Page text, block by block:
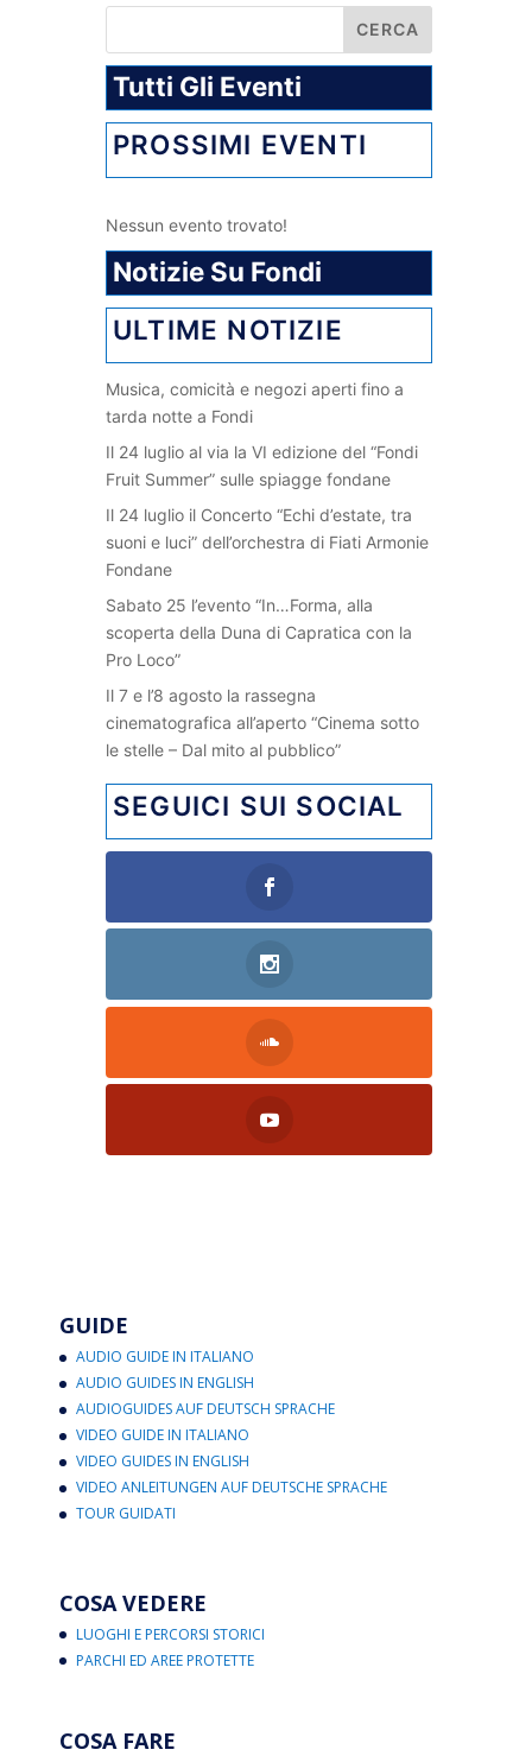
Tutti Gli Eventi
PROSSIMI EVENTI
Nessun evento trovato!
Notizie Su Fondi
ULTIME NOTIZIE
Musica, comicità e negozi aperti fino a
tarda notte a Fondi
Il 24 luglio al via la VI edizione del “Fondi
Fruit Summer” sulle spiagge fondane
Il 24 luglio il Concerto “Echi d’estate, tra
suoni e luci” dell’orchestra di Fiati Armonie
Fondane
Sabato 25 l’evento “In…Forma, alla
scoperta della Duna di Capratica con la
Pro Loco”
Il 7 e l’8 agosto la rassegna
cinematografica all’aperto “Cinema sotto
le stelle – Dal mito al pubblico”
SEGUICI SUI SOCIAL
GUIDE
AUDIO GUIDE IN ITALIANO
AUDIO GUIDES IN ENGLISH
AUDIOGUIDES AUF DEUTSCH SPRACHE
VIDEO GUIDE IN ITALIANO
VIDEO GUIDES IN ENGLISH
VIDEO ANLEITUNGEN AUF DEUTSCHE SPRACHE
TOUR GUIDATI
COSA VEDERE
LUOGHI E PERCORSI STORICI
PARCHI ED AREE PROTETTE
COSA FARE